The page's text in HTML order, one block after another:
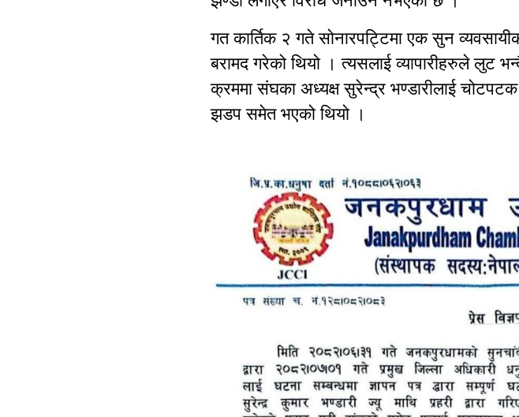
गत कार्तिक २ गते सोनारपट्टिमा एक सुन
बरामद गरेको थियो । त्यसलाई व्यापारीहरुले लुट
क्रममा संघका अध्यक्ष सुरेन्द्र भण्डारीलाई
झडप समेत भएको थियो ।